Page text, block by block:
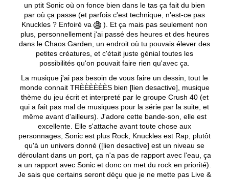
un ptit Sonic où on fonce bien dans le tas ça fait du bien
par où ça passe (et parfois c'est technique, n'est-ce pas
Knuckles ? Enfoiré va
). Et ça mais pas seulement non
plus, personnellement j'ai passé des heures et des heures
dans le Chaos Garden, un endroit où tu pouvais élever des
petites créatures, et c'était juste génial toutes les
possibilités qu'on pouvait faire rien qu'avec ça.
La musique j'ai pas besoin de vous faire un dessin, tout le
monde connait TRÈÈÈÈÈÈS bien [lien desactive], musique
thème du jeu écrit et interpreté par le groupe Crush 40 (et
qui a fait pas mal de musiques pour la série par la suite, et
même avant d'ailleurs). J'adore cette bande-son, elle est
excellente. Elle s'attache avant toute chose aux
personnages, Sonic est plus Rock, Knuckles est Rap, plutôt
qu'à un univers donné ([lien desactive] est un niveau se
déroulant dans un port, ça n'a pas de rapport avec l'eau, ça
a un rapport avec Sonic et donc on met du rock en priorité).
Je sais que certains seront déçu que je ne mette pas Live &